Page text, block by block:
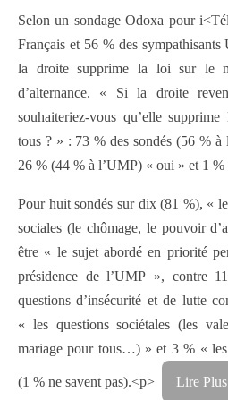
Selon un sondage Odoxa pour
Français et 56 % des
la droite supprime la loi sur le
d’alternance. « Si la droite
souhaiteriez-vous qu’elle
tous ? » : 73 % des sondés (56 %
26 % (44 % à l’UMP) « oui » et 1 %
Pour huit sondés sur dix (81 %), «
sociales (le chômage, le pouvoir
être « le sujet abordé en priorité
présidence de l’UMP », contre
questions d’insécurité et de lutte
« les questions sociétales (les
mariage pour tous…) » et 3 % « les
(1 % ne savent pas).<p> Lire Plus